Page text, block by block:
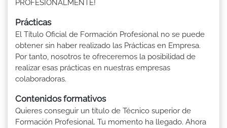
PROFESIONALMENTE!
Prácticas
El Título Oficial de Formación Profesional no se puede
obtener sin haber realizado las Prácticas en Empresa.
Por tanto, nosotros te ofreceremos la posibilidad de
realizar esas prácticas en nuestras empresas
colaboradoras.
Contenidos formativos
Quieres conseguir un título de Técnico superior de
Formación Profesional. Tu momento ha llegado. Ahora